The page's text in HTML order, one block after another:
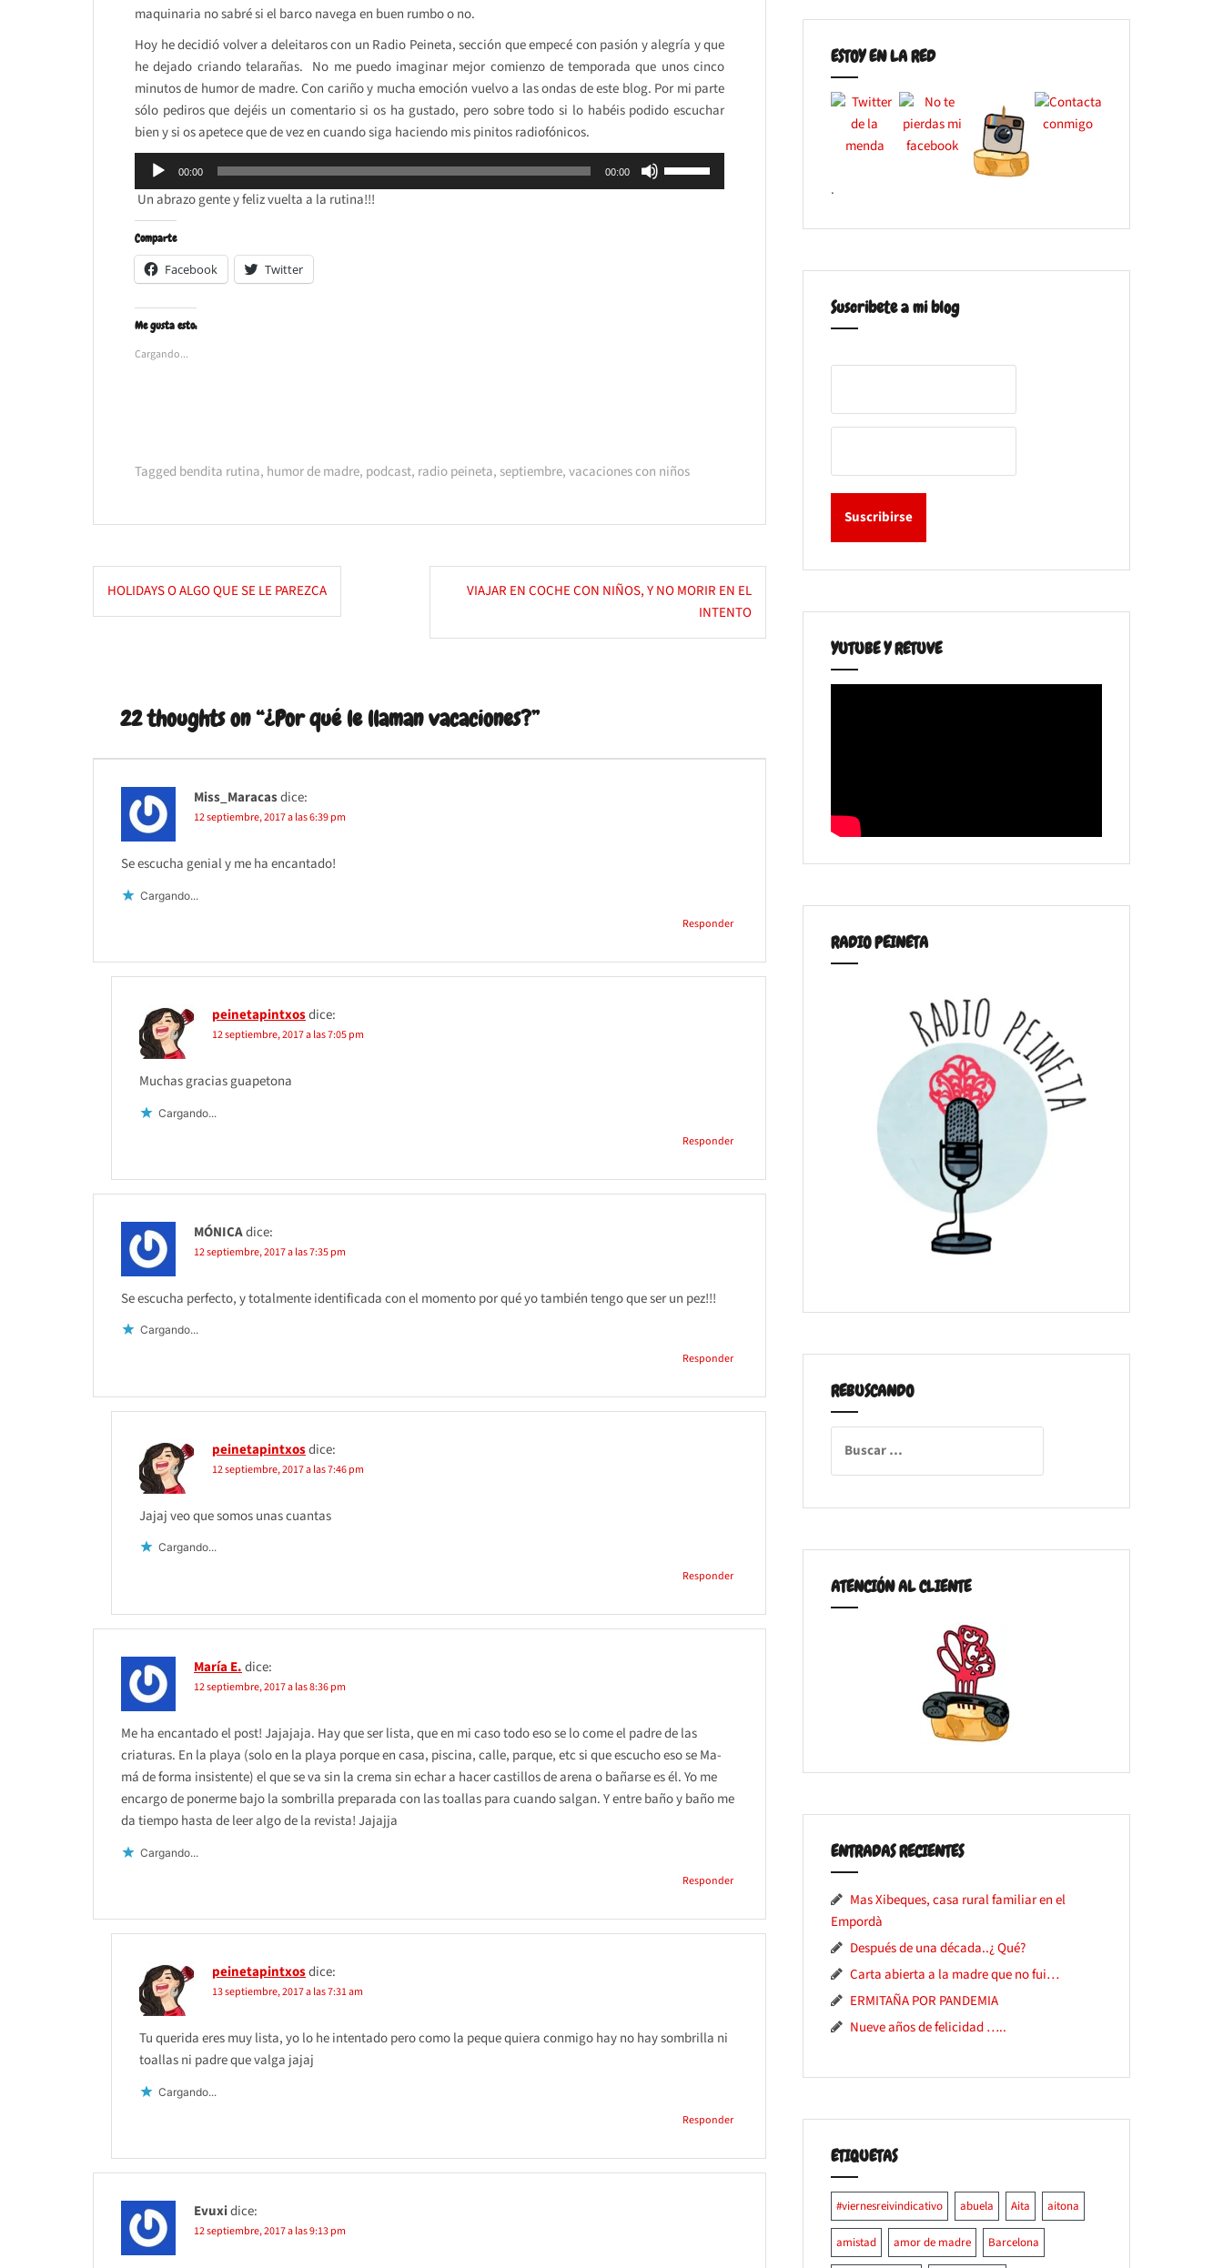
maquinaria no sabré si el barco navega en buen rumbo o no.
Hoy he decidió volver a deleitaros con un Radio Peineta, sección que empecé con pasión y alegría y que
he dejado criando telarañas. No me puedo imaginar mejor comienzo de temporada que unos cinco
minutos de humor de madre. Con cariño y mucha emoción vuelvo a las ondas de este blog. Por mi parte
sólo pediros que dejéis un comentario si os ha gustado, pero sobre todo si lo habéis podido escuchar
bien y si os apetece que de vez en cuando siga haciendo mis pinitos radiofónicos.
Reproductor
audio
00:00 00:00
Un abrazo gente y feliz vuelta a la rutina!!!
Comparte
Facebook Twitter
Me gusta esto:
Cargando...
Tagged bendita rutina, humor de madre, podcast, radio peineta, septiembre,vacaciones con niños
Navegación
de
HOLIDAYS O ALGO QUE SE LE PAREZCA
VIAJAR EN COCHE CON NIÑOS, Y NO MORIR EN EL
INTENTO
22 thoughts on “¿Por qué le llaman vacaciones?”
Miss_Maracasdice:
12 septiembre, 2017 a las 6:39 pm
Se escucha genial y me ha encantado!
Cargando...
Responder
peinetapintxosdice:
12 septiembre, 2017 a las 7:05 pm
Muchas gracias guapetona
Cargando...
Responder
MÓNICAdice:
12 septiembre, 2017 a las 7:35 pm
Se escucha perfecto, y totalmente identificada con el momento por qué yo también tengo que ser un pez!!!
Cargando...
Responder
peinetapintxosdice:
12 septiembre, 2017 a las 7:46 pm
Jajaj veo que somos unas cuantas
Cargando...
Responder
María E.dice:
12 septiembre, 2017 a las 8:36 pm
Me ha encantado el post! Jajajaja. Hay que ser lista, que en mi caso todo eso se lo come el padre de las
criaturas. En la playa (solo en la playa porque en casa, piscina, calle, parque, etc si que escucho eso se Ma-
má de forma insistente) el que se va sin la crema sin echar a hacer castillos de arena o bañarse es él. Yo me
encargo de ponerme bajo la sombrilla preparada con las toallas para cuando salgan. Y entre baño y baño me
da tiempo hasta de leer algo de la revista! Jajajja
Cargando...
Responder
peinetapintxosdice:
13 septiembre, 2017 a las 7:31 am
Tu querida eres muy lista, yo lo he intentado pero como la peque quiera conmigo hay no hay sombrilla ni
toallas ni padre que valga jajaj
Cargando...
Responder
Evuxidice:
12 septiembre, 2017 a las 9:13 pm
ESTOY EN LA RED
.
Suscribete a mi blog
YUTUBE Y RETUVE
RADIO PEINETA
REBUSCANDO
ATENCIÓN AL CLIENTE
ENTRADAS RECIENTES
Mas Xibeques, casa rural familiar en el
Empordà
Después de una década..¿ Qué?
Carta abierta a la madre que no fui…
ERMITAÑA POR PANDEMIA
Nueve años de felicidad …..
ETIQUETAS
#viernesreivindicativo abuela Aita aitona
amistad amor de madre Barcelona